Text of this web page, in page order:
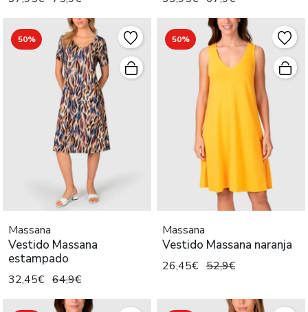
50%
Massana
Vestido Massana
estampado
32,45€ 64,9€
50%
Massana
Vestido Massana naranja
26,45€ 52,9€